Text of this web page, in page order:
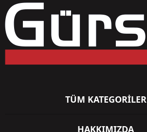
TÜM KATEGORİLER
HAKKIMIZDA